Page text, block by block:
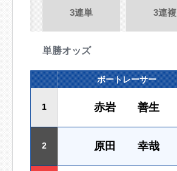
3連単 3連複
単勝オッズ
ボートレーサー
1 赤岩 善生
2 原田 幸哉